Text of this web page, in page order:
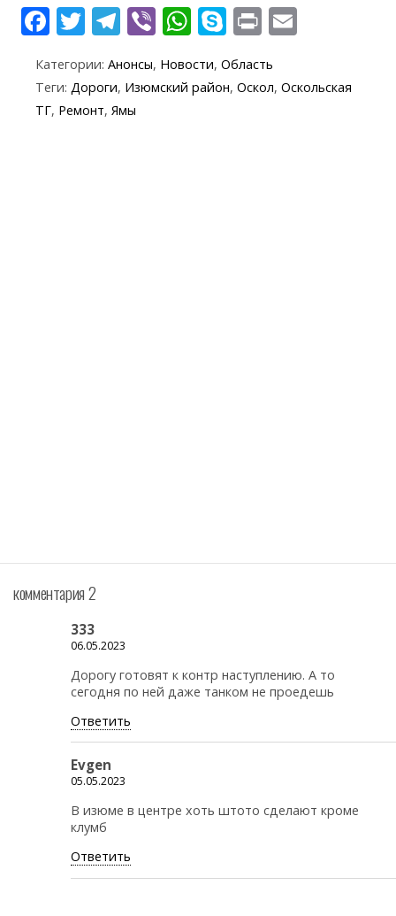
F
e
b
T
itt
er
T
e
gr
Vi
er
W
at
s
S
k
y
p
Pr
t ai
Категории: Анонсы, Новости, Область
Теги: Дороги, Изюмский район, Оскол, Оскольская
ТГ, Ремонт, Ямы
комментария 2
333
06.05.2023
Дорогу готовят к контр наступлению. А то
сегодня по ней даже танком не проедешь
Ответить
Evgen
05.05.2023
В изюме в центре хоть штото сделают кроме
клумб
Ответить